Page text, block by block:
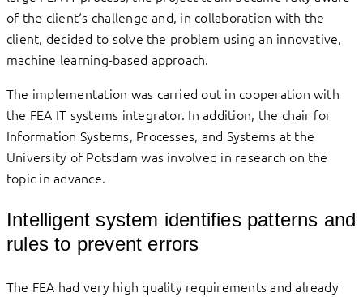
of the client‘s challenge and, in collaboration with the
client, decided to solve the problem using an innovative,
machine learning-based approach.
The implementation was carried out in cooperation with
the FEA IT systems integrator. In addition, the chair for
Information Systems, Processes, and Systems at the
University of Potsdam was involved in research on the
topic in advance.
Intelligent system identifies patterns and
rules to prevent errors
The FEA had very high quality requirements and already